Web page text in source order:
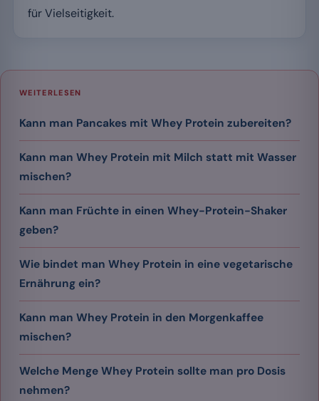
für Vielseitigkeit.
WEITERLESEN
Kann man Pancakes mit Whey Protein zubereiten?
Kann man Whey Protein mit Milch statt mit Wasser
mischen?
Kann man Früchte in einen Whey-Protein-Shaker
geben?
Wie bindet man Whey Protein in eine vegetarische
Ernährung ein?
Kann man Whey Protein in den Morgenkaffee
mischen?
Welche Menge Whey Protein sollte man pro Dosis
nehmen?